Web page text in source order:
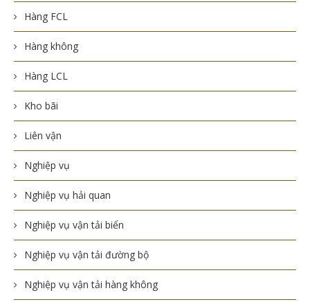
Hàng FCL
Hàng không
Hàng LCL
Kho bãi
Liên vận
Nghiệp vụ
Nghiệp vụ hải quan
Nghiệp vụ vận tải biển
Nghiệp vụ vận tải đường bộ
Nghiệp vụ vận tải hàng không